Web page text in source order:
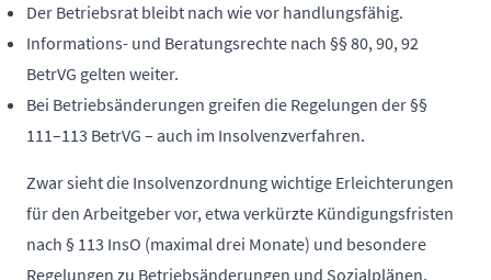
Der Betriebsrat bleibt nach wie vor handlungsfähig.
Informations- und Beratungsrechte nach §§ 80, 90, 92
BetrVG gelten weiter.
Bei Betriebsänderungen greifen die Regelungen der §§
111–113 BetrVG – auch im Insolvenzverfahren.
Zwar sieht die Insolvenzordnung wichtige Erleichterungen
für den Arbeitgeber vor, etwa verkürzte Kündigungsfristen
nach § 113 InsO (maximal drei Monate) und besondere
Regelungen zu Betriebsänderungen und Sozialplänen.